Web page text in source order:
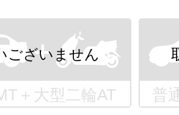
＋大型二輪AT 普